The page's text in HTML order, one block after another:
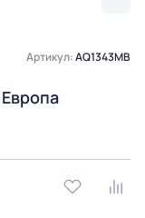
Артикул:AQ1343MB